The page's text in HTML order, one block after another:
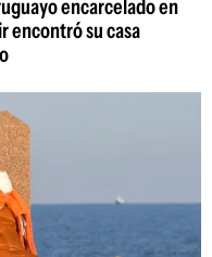
encarcelado en
encontró su casa